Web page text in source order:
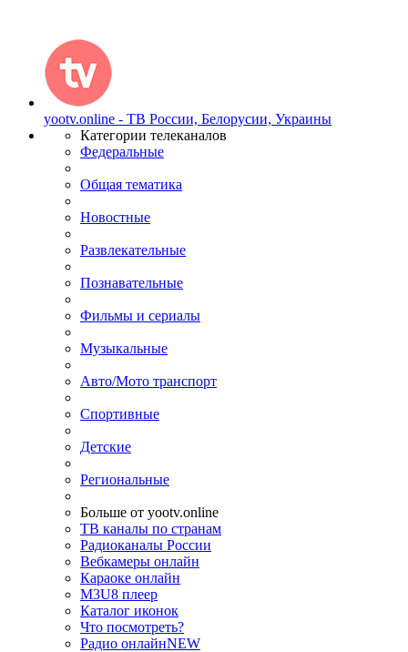
yootv.online - ТВ России, Белорусии, Украины
Категории телеканалов
Федеральные
Общая тематика
Новостные
Развлекательные
Познавательные
Фильмы и сериалы
Музыкальные
Авто/Мото транспорт
Спортивные
Детские
Региональные
Больше от yootv.online
ТВ каналы по странам
Радиоканалы России
Вебкамеры онлайн
Караоке онлайн
M3U8 плеер
Каталог иконок
Что посмотреть?
Радио онлайнNEW